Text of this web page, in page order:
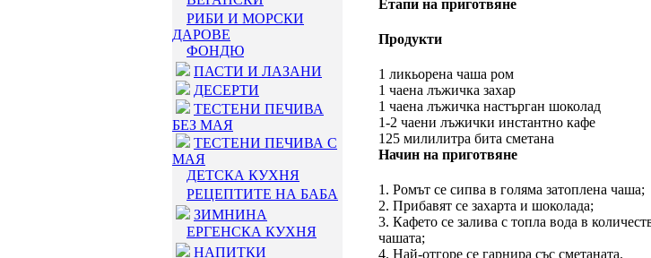
РИБИ И МОРСКИ
ДАРОВЕ
ФОНДЮ
ПАСТИ И ЛАЗАНИ
ДЕСЕРТИ
ТЕСТЕНИ ПЕЧИВА
БЕЗ МАЯ
ТЕСТЕНИ ПЕЧИВА С
МАЯ
ДЕТСКА КУХНЯ
РЕЦЕПТИТЕ НА БАБА
ЗИМНИНА
ЕРГЕНСКА КУХНЯ
НАПИТКИ
Етапи на приготвяне
Продукти
1 ликьорена чаша ром
1 чаена лъжичка захар
1 чаена лъжичка настърган шоколад
1-2 чаени лъжички инстантно кафе
125 милилитра бита сметана
Начин на приготвяне
1. Ромът се сипва в голяма затоплена чаша;
2. Прибавят се захарта и шоколада;
3. Кафето се залива с топла вода в
чашата;
4. Най-отгоре се гарнира със сметаната.